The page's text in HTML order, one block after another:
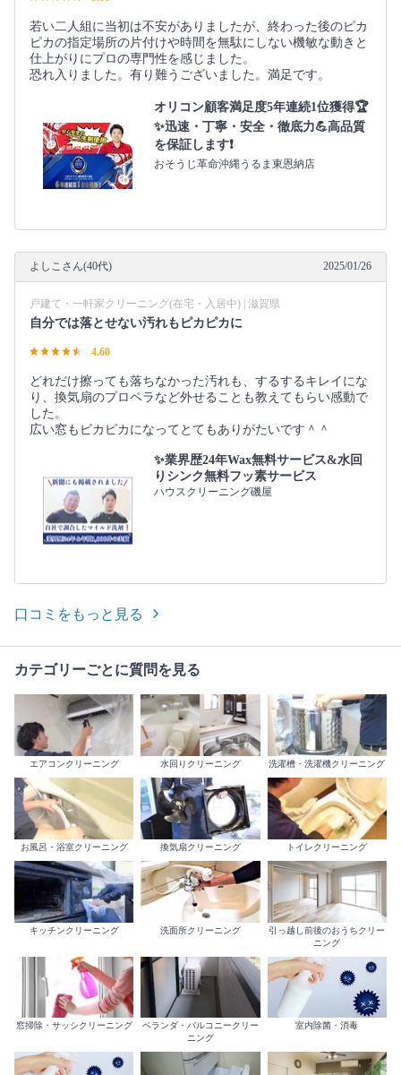
若い二人組に当初は不安がありましたが、終わった後のピカ
ピカの指定場所の片付けや時間を無駄にしない機敏な動きと
仕上がりにプロの専門性を感じました。
恐れ入りました。有り難うございました。満足です。
オリコン顧客満足度5年連続1位獲得🏆
✨迅速・丁寧・安全・徹底力💪高品質
を保証します❗️
おそうじ革命沖縄うるま東恩納店
よしこさん(40代) 2025/01/26
戸建て・一軒家クリーニング(在宅・入居中) | 滋賀県
自分では落とせない汚れもピカピカに
4.60
どれだけ擦っても落ちなかった汚れも、するするキレイにな
り、換気扇のプロペラなど外せることも教えてもらい感動で
した。
広い窓もピカピカになってとてもありがたいです＾＾
✨業界歴24年Wax無料サービス&水回
りシンク無料フッ素サービス
ハウスクリーニング磯屋
口コミをもっと見る
カテゴリーごとに質問を見る
エアコンクリーニング 水回りクリーニング 洗濯槽・洗濯機クリーニング
お風呂・浴室クリーニング 換気扇クリーニング トイレクリーニング
キッチンクリーニング 洗面所クリーニング
引っ越し前後のおうちクリー
ニング
窓掃除・サッシクリーニング
ベランダ・バルコニークリー
ニング
室内除菌・消毒